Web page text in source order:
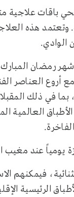
باقات علاجية
هذه
الوادي.
رمضان المبارك
أروع العناصر
في ذلك
العالمية
الشمس، وبأسعار
فيمكنهم
الرئيسية